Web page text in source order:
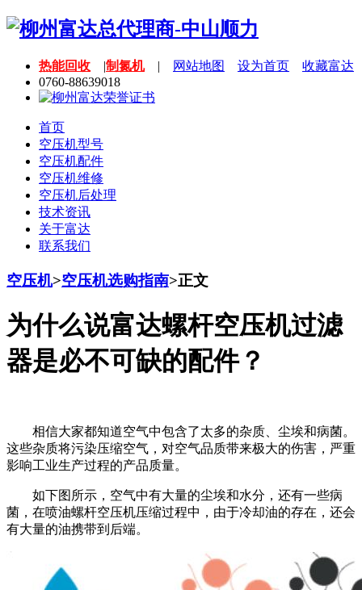
热能回收 |制氮机| 网站地图 设为首页
收藏富达
0760-88639018
首页
空压机型号
空压机配件
空压机维修
空压机后处理
技术资讯
关于富达
联系我们
空压机>空压机选购指南>正文
为什么说富达螺杆空压机过滤
器是必不可缺的配件？
相信大家都知道空气中包含了太多的杂质、尘埃和病菌。
这些杂质将污染压缩空气，对空气品质带来极大的伤害，严重
影响工业生产过程的产品质量。
如下图所示，空气中有大量的尘埃和水分，还有一些病
菌，在喷油螺杆空压机压缩过程中，由于冷却油的存在，还会
有大量的油携带到后端。